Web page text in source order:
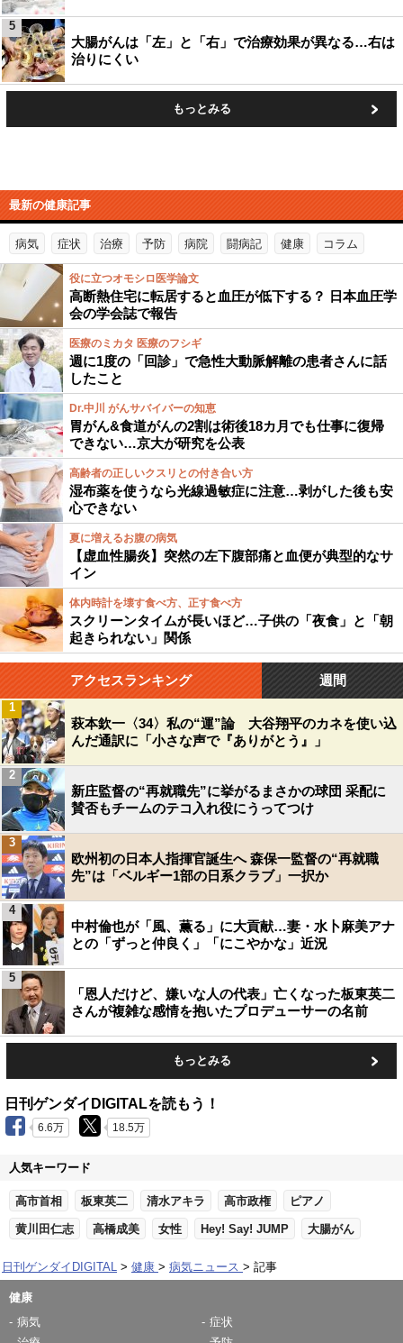
大腸がんは「左」と「右」で治療効果が異なる…右は
治りにくい
5
もっとみる
最新の健康記事
病気 症状 治療 予防 病院 闘病記 健康 コラム
役に立つオモシロ医学論文
高断熱住宅に転居すると血圧が低下する？ 日本血圧学
会の学会誌で報告
医療のミカタ 医療のフシギ
週に1度の「回診」で急性大動脈解離の患者さんに話
したこと
Dr.中川 がんサバイバーの知恵
胃がん&食道がんの2割は術後18カ月でも仕事に復帰
できない…京大が研究を公表
高齢者の正しいクスリとの付き合い方
湿布薬を使うなら光線過敏症に注意…剥がした後も安
心できない
夏に増えるお腹の病気
【虚血性腸炎】突然の左下腹部痛と血便が典型的なサ
イン
体内時計を壊す食べ方、正す食べ方
スクリーンタイムが長いほど…子供の「夜食」と「朝
起きられない」関係
アクセスランキング 週間
萩本欽一〈34〉私の“運”論 大谷翔平のカネを使い込
んだ通訳に「小さな声で『ありがとう』」
1
新庄監督の“再就職先”に挙がるまさかの球団 采配に
賛否もチームのテコ入れ役にうってつけ
2
欧州初の日本人指揮官誕生へ 森保一監督の“再就職
先”は「ベルギー1部の日系クラブ」一択か
3
中村倫也が「風、薫る」に大貢献…妻・水卜麻美アナ
との「ずっと仲良く」「にこやかな」近況
4
「恩人だけど、嫌いな人の代表」亡くなった板東英二
さんが複雑な感情を抱いたプロデューサーの名前
5
もっとみる
日刊ゲンダイDIGITALを読もう！
6.6万 18.5万
人気キーワード
高市首相 板東英二 清水アキラ 高市政権 ピアノ
黄川田仁志 高橋成美 女性 Hey! Say! JUMP 大腸がん
日刊ゲンダイDIGITAL 健康 病気ニュース 記事
健康
病気
症状